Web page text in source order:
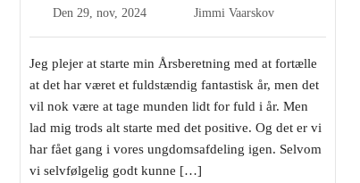
Den 29, nov, 2024 Jimmi Vaarskov
Jeg plejer at starte min Årsberetning med at fortælle
at det har været et fuldstændig fantastisk år, men det
vil nok være at tage munden lidt for fuld i år. Men
lad mig trods alt starte med det positive. Og det er vi
har fået gang i vores ungdomsafdeling igen. Selvom
vi selvfølgelig godt kunne […]